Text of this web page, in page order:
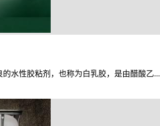
水性胶粘剂，也称为白乳胶，是由醋酸乙...